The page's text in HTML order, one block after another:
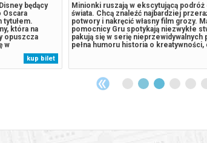
będący
Oscara
tytułem.
która na
opuszcza
w
swoje plemię.
("Hamilton")
kup bilet
Minionki ruszają w ekscytującą podróż
świata. Chcą znaleźć najbardziej
potwory i nakręcić własny film grozy.
pomocnicy Gru spotykają niezwykłe
pakują się w serię nieprzewidywalnych
pełna humoru historia o kreatywności,
Udowadniają, że dla wspólnego celu
każdą przeszkodę.*******